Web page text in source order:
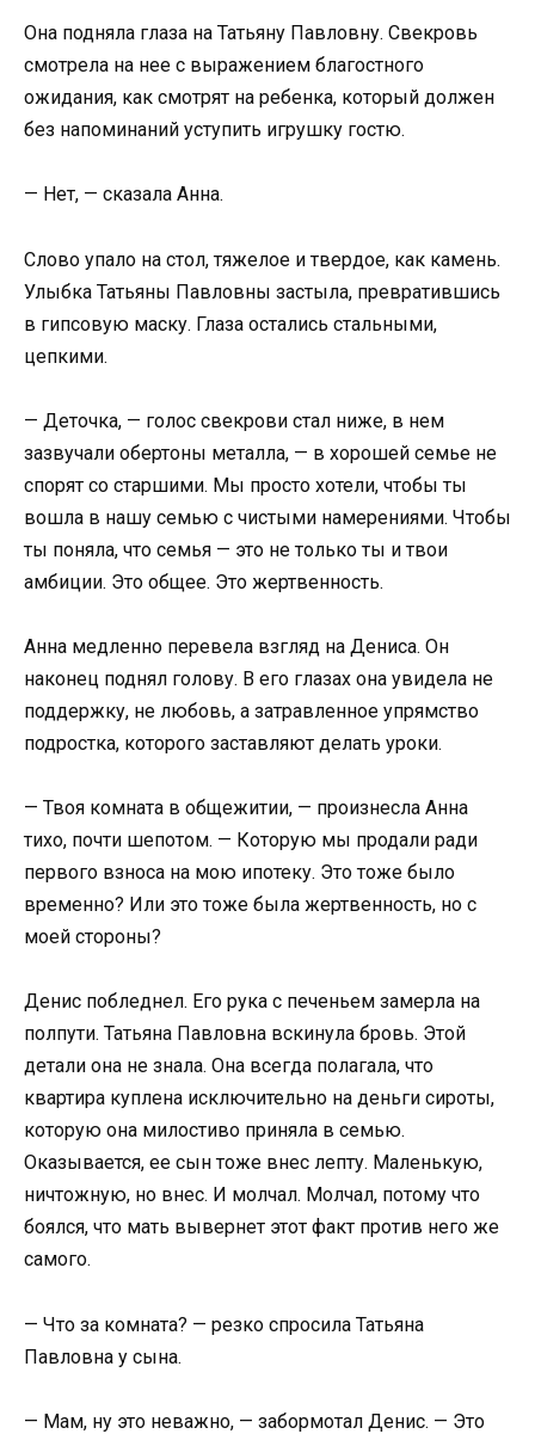
Она подняла глаза на Татьяну Павловну. Свекровь
смотрела на нее с выражением благостного
ожидания, как смотрят на ребенка, который должен
без напоминаний уступить игрушку гостю.
— Нет, — сказала Анна.
Слово упало на стол, тяжелое и твердое, как камень.
Улыбка Татьяны Павловны застыла, превратившись
в гипсовую маску. Глаза остались стальными,
цепкими.
— Деточка, — голос свекрови стал ниже, в нем
зазвучали обертоны металла, — в хорошей семье не
спорят со старшими. Мы просто хотели, чтобы ты
вошла в нашу семью с чистыми намерениями. Чтобы
ты поняла, что семья — это не только ты и твои
амбиции. Это общее. Это жертвенность.
Анна медленно перевела взгляд на Дениса. Он
наконец поднял голову. В его глазах она увидела не
поддержку, не любовь, а затравленное упрямство
подростка, которого заставляют делать уроки.
— Твоя комната в общежитии, — произнесла Анна
тихо, почти шепотом. — Которую мы продали ради
первого взноса на мою ипотеку. Это тоже было
временно? Или это тоже была жертвенность, но с
моей стороны?
Денис побледнел. Его рука с печеньем замерла на
полпути. Татьяна Павловна вскинула бровь. Этой
детали она не знала. Она всегда полагала, что
квартира куплена исключительно на деньги сироты,
которую она милостиво приняла в семью.
Оказывается, ее сын тоже внес лепту. Маленькую,
ничтожную, но внес. И молчал. Молчал, потому что
боялся, что мать вывернет этот факт против него же
самого.
— Что за комната? — резко спросила Татьяна
Павловна у сына.
— Мам, ну это неважно, — забормотал Денис. — Это